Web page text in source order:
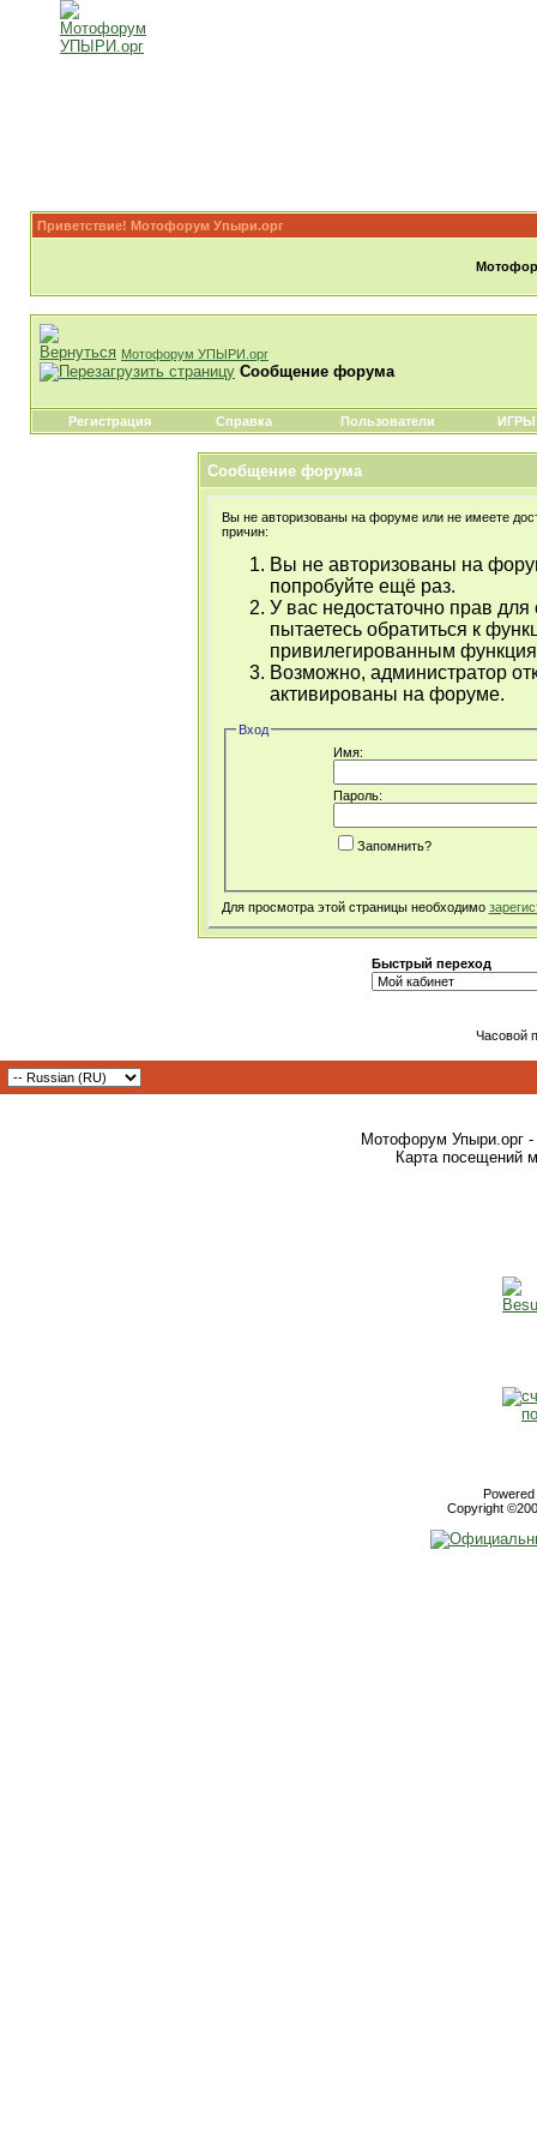
Приветствие! Мотофорум Упыри.орг
Мотофорум УПЫРИ.орг
Сообщение форума
Регистрация Справка Пользователи ИГРЫ
Сообщение форума
Вы не авторизованы на форуме или не имеете
причин:
Вы не авторизованы на
попробуйте ещё раз.
У вас недостаточно прав
пытаетесь обратиться к
привилегированным
Возможно, администратор
активированы на форуме.
Вход
Имя:
Пароль:
Запомнить?
Для просмотра этой страницы необходимо
Быстрый переход
Часовой
Мотофорум Упыри.орг -
Карта посещений
Copyright